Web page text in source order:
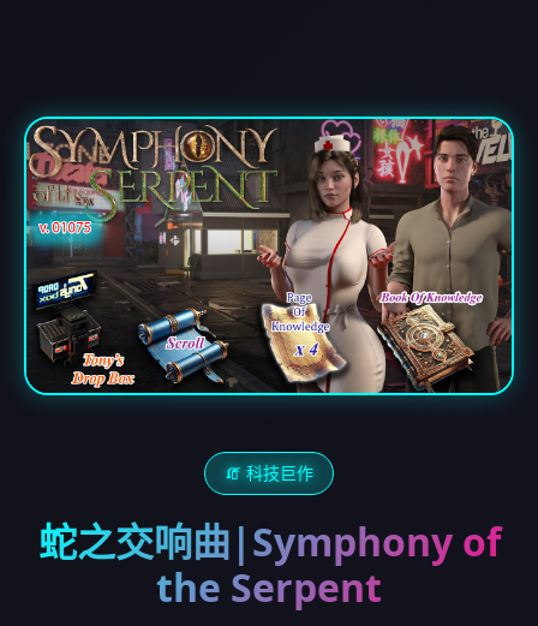
🧯 科技巨作
蛇之交响曲|Symphony of
the Serpent